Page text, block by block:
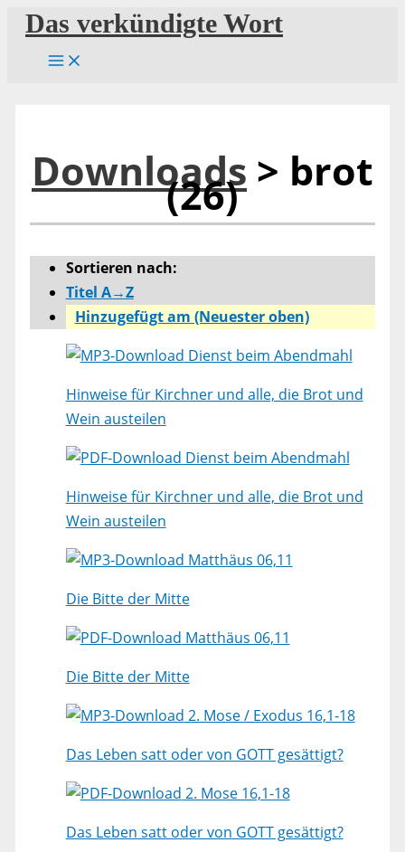
Zum
Inhalt
springen
Das verkündigte Wort
Downloads > brot
(26)
Sortieren nach:
Titel A→Z
Hinzugefügt am (Neuester oben)
Dienst beim Abendmahl
Hinweise für Kirchner und alle, die Brot und
Wein austeilen
Dienst beim Abendmahl
Hinweise für Kirchner und alle, die Brot und
Wein austeilen
Matthäus 06,11
Die Bitte der Mitte
Matthäus 06,11
Die Bitte der Mitte
2. Mose / Exodus 16,1-18
Das Leben satt oder von GOTT gesättigt?
2. Mose 16,1-18
Das Leben satt oder von GOTT gesättigt?